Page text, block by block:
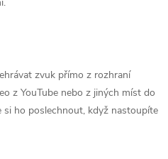
zvuk přímo z rozhraní
z YouTube nebo z jiných míst do
si ho poslechnout, když nastoupíte